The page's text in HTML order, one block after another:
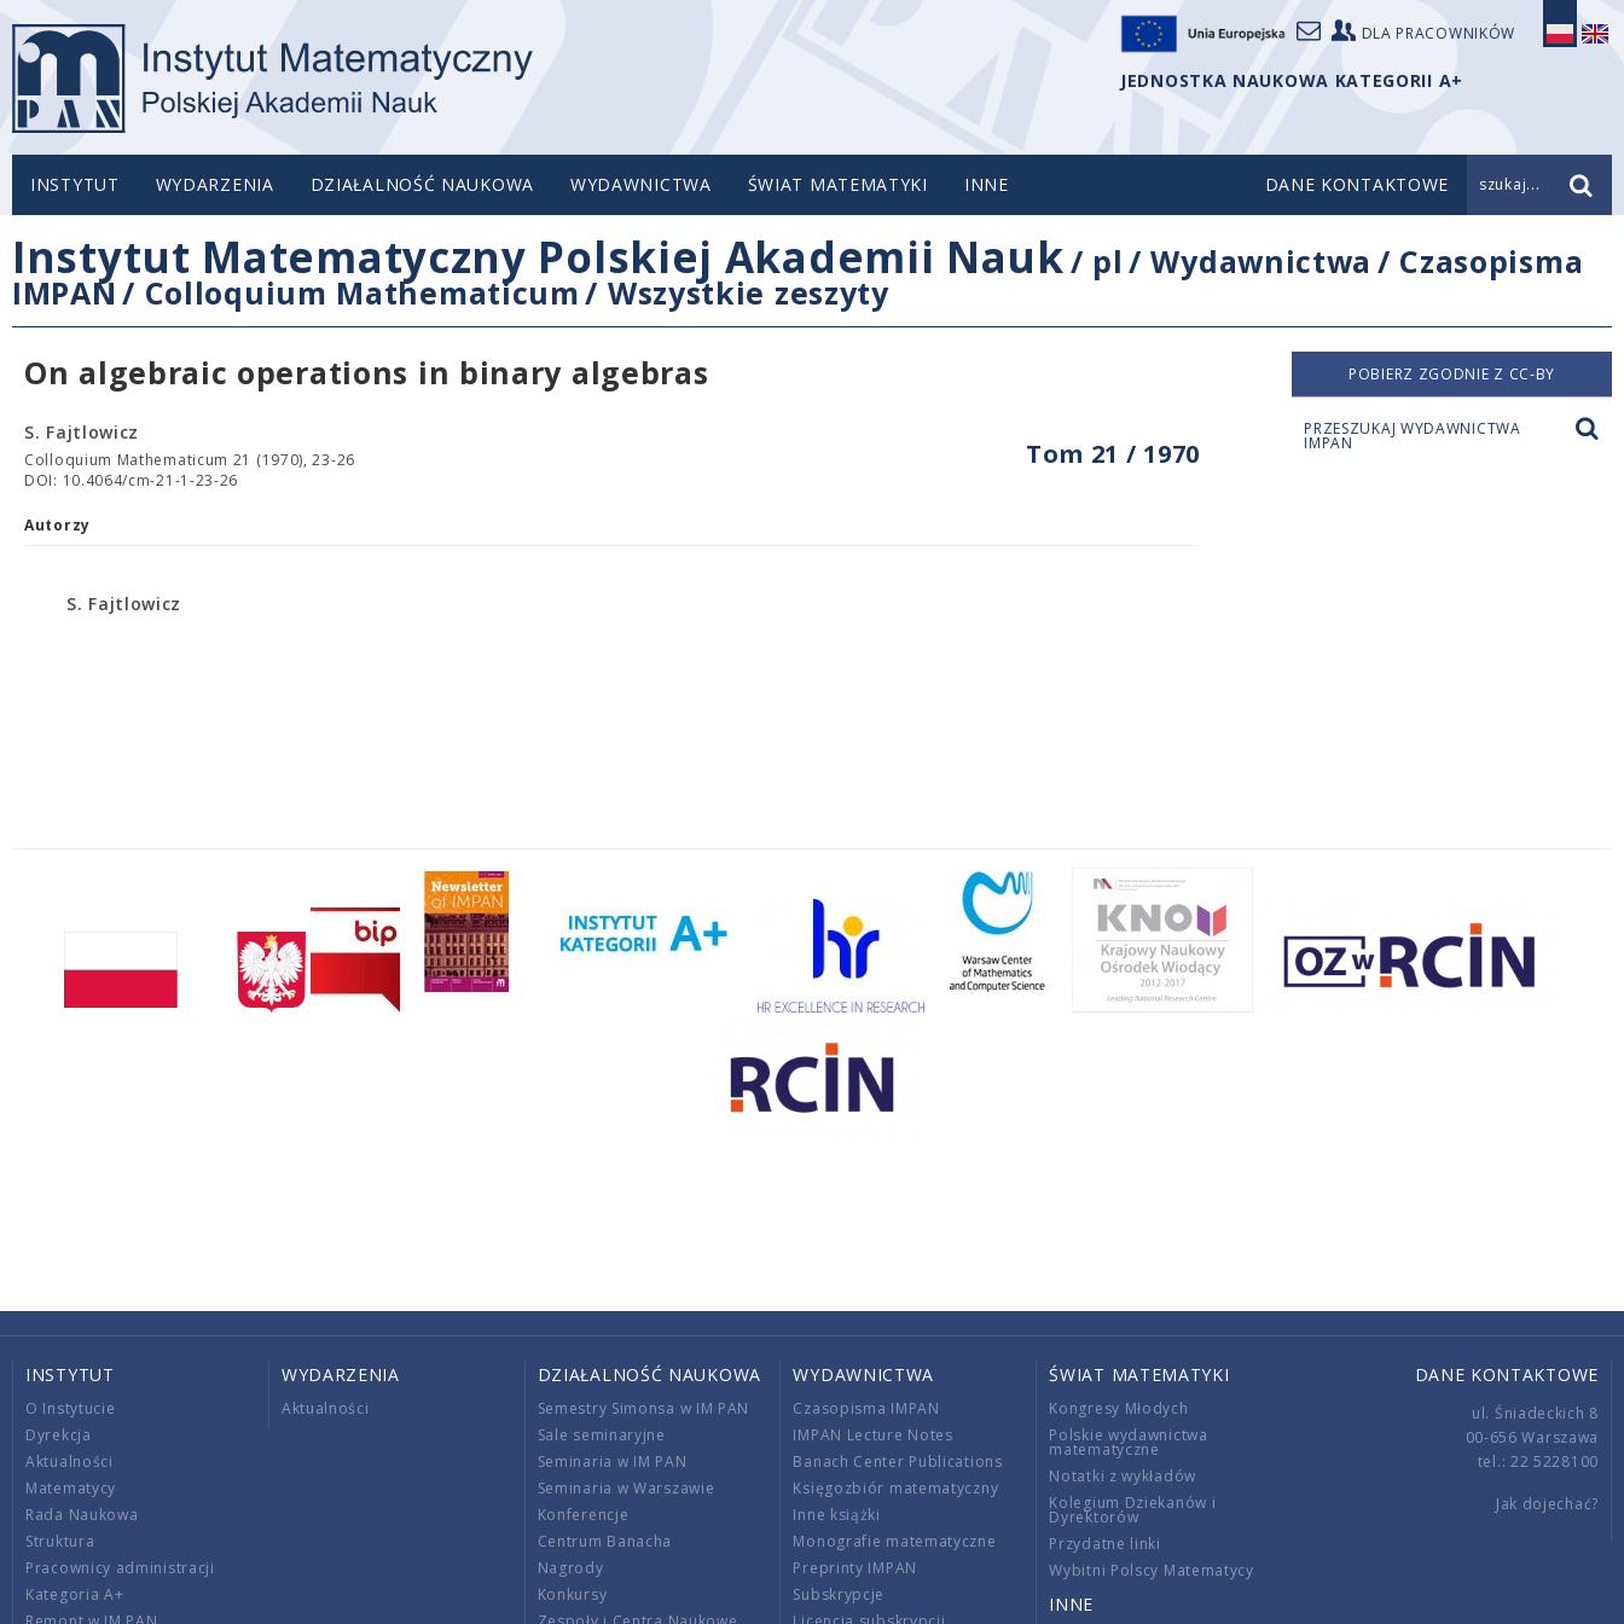
DLA PRACOWNIKÓW
JEDNOSTKA NAUKOWA KATEGORII A+
INSTYTUT WYDARZENIA DZIAŁALNOŚĆ NAUKOWA WYDAWNICTWA ŚWIAT MATEMATYKI INNE DANE KONTAKTOWE szukaj...
Instytut Matematyczny Polskiej Akademii Nauk/ pl /Wydawnictwa / Czasopisma
IMPAN / Colloquium Mathematicum/ Wszystkie zeszyty
On algebraic operations in binary algebras
Tom 21 / 1970
S. Fajtlowicz
Colloquium Mathematicum 21 (1970), 23-26
DOI: 10.4064/cm-21-1-23-26
Autorzy
S. Fajtlowicz
POBIERZ ZGODNIE Z CC-BY
PRZESZUKAJ WYDAWNICTWA
IMPAN
INSTYTUT
O Instytucie
Dyrekcja
Aktualności
Matematycy
Rada Naukowa
Struktura
Pracownicy administracji
Kategoria A+
WYDARZENIA
Aktualności
DZIAŁALNOŚĆ NAUKOWA
Semestry Simonsa w IM PAN
Sale seminaryjne
Seminaria w IM PAN
Seminaria w Warszawie
Konferencje
Centrum Banacha
Nagrody
Konkursy
WYDAWNICTWA
Czasopisma IMPAN
IMPAN Lecture Notes
Banach Center Publications
Księgozbiór matematyczny
Inne książki
Monografie matematyczne
Preprinty IMPAN
Subskrypcje
ŚWIAT MATEMATYKI
Kongresy Młodych
Polskie wydawnictwa
matematyczne
Notatki z wykładów
Kolegium Dziekanów i
Dyrektorów
Przydatne linki
Wybitni Polscy Matematycy
INNE
DANE KONTAKTOWE
ul. Śniadeckich 8
00-656 Warszawa
tel.: 22 5228100
Jak dojechać?